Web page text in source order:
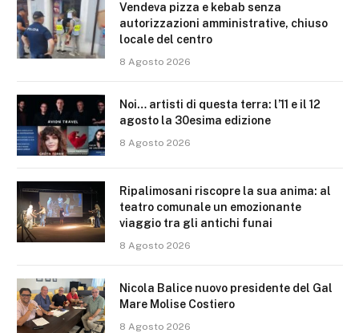
Vendeva pizza e kebab senza
autorizzazioni amministrative, chiuso
locale del centro
8 Agosto 2026
Noi… artisti di questa terra: l’11 e il 12
agosto la 30esima edizione
8 Agosto 2026
Ripalimosani riscopre la sua anima: al
teatro comunale un emozionante
viaggio tra gli antichi funai
8 Agosto 2026
Nicola Balice nuovo presidente del Gal
Mare Molise Costiero
8 Agosto 2026